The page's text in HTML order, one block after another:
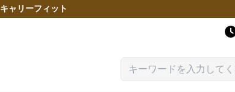
キャリーフィット